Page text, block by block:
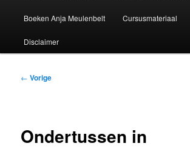
Boeken Anja Meulenbelt Cursusmateriaal
Disclaimer
Bericht
← Vorige
Ondertussen in